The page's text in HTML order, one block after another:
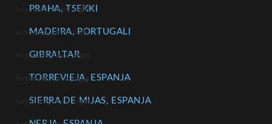
PRAHA, TSEKKI
MADEIRA, PORTUGALI
GIBRALTAR
TORREVIEJA, ESPANJA
SIERRA DE MIJAS, ESPANJA